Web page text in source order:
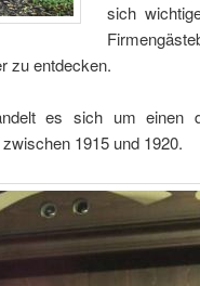
sich
zu entdecken.
es sich um einen
1915 und 1920.